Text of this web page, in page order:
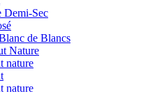
Demi-Sec
de Blancs
Nature
nature
nature